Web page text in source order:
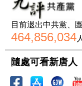
目前退出中共黨、
464,856,034人
隨處可看新唐人